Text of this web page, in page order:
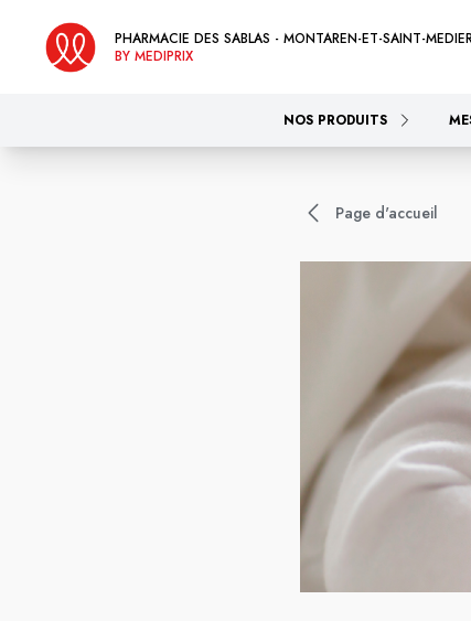
PHARMACIE DES SABLAS - MONTAREN-ET-SAINT-
BY MEDIPRIX
NOS PRODUITS
Page d'accueil